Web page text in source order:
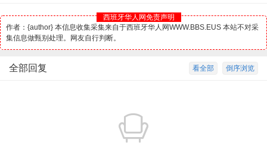
西班牙华人网免责声明
作者：{author} 本信息收集采集来自于西班牙华人网WWW.BBS.EUS 本站不对采
集信息做甄别处理。网友自行判断。
倒序浏览
看全部
全部回复